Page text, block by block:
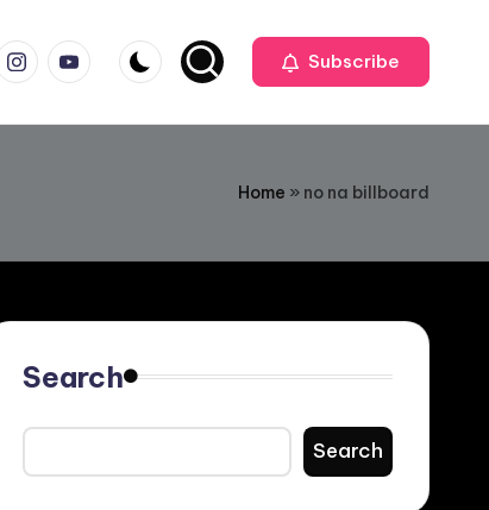
Youtube Subscribe
Home » no na billboard
Search
Search